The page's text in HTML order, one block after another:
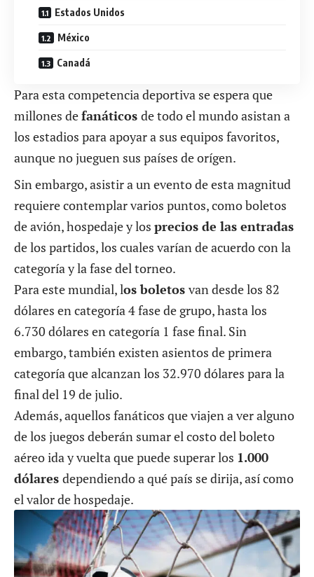
Estados Unidos
México
Canadá
Para esta competencia deportiva se espera que
millones defanáticos de todo el mundo asistan a
los estadios para apoyar a sus equipos favoritos,
aunque no jueguen sus países de orígen.
Sin embargo, asistir a un evento de esta magnitud
requiere contemplar varios puntos, como boletos
de avión, hospedaje y los precios de las entradas
de los partidos, los cuales varían de acuerdo con la
categoría y la fase del torneo.
Para este mundial, los boletos van desde los 82
dólares en categoría 4 fase de grupo, hasta los
6.730 dólares en categoría 1 fase final. Sin
embargo, también existen asientos de primera
categoría que alcanzan los 32.970 dólares para la
final del 19 de julio.
Además, aquellos fanáticos que viajen a ver alguno
de los juegos deberán sumar el costo del boleto
aéreo ida y vuelta que puede superar los 1.000
dólares dependiendo a qué país se dirija, así como
el valor de hospedaje.